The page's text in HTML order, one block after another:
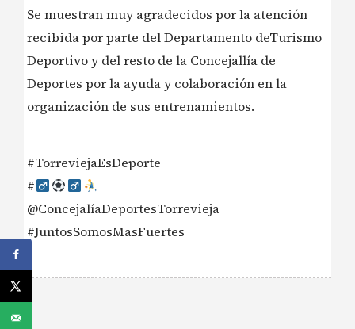
Se muestran muy agradecidos por la atención
recibida por parte del Departamento deTurismo
Deportivo y del resto de la Concejallía de
Deportes por la ayuda y colaboración en la
organización de sus entrenamientos.
#TorreviejaEsDeporte
#‍
@ConcejalíaDeportesTorrevieja
#JuntosSomosMasFuertes